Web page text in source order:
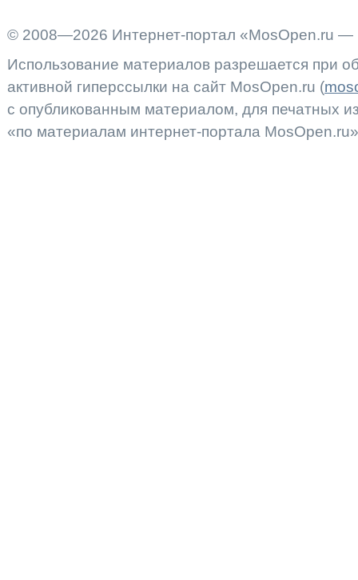
© 2008—2026 Интернет-портал «MosOpen.ru —
Использование материалов разрешается при
активной гиперссылки на сайт MosOpen.ru (
с опубликованным материалом, для печатных
«по материалам интернет-портала